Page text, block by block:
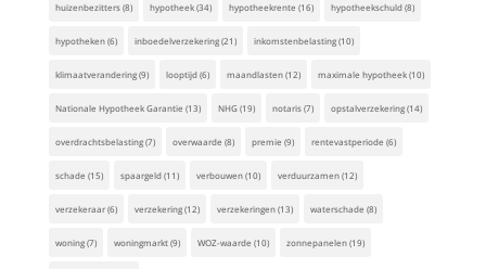
huizenbezitters(8) hypotheek(34) hypotheekrente (16) hypotheekschuld(8)
hypotheken(6) inboedelverzekering(21) inkomstenbelasting(10)
klimaatverandering(9) looptijd(6) maandlasten(12) maximale hypotheek(10)
Nationale Hypotheek Garantie (13) NHG(19) notaris(7) opstalverzekering(14)
overdrachtsbelasting(7) overwaarde (8) premie (9) rentevastperiode (6)
schade (15) spaargeld(11) verbouwen(10) verduurzamen(12)
verzekeraar(6) verzekering(12) verzekeringen(13) waterschade (8)
woning(7) woningmarkt(9) WOZ-waarde (10) zonnepanelen(19)